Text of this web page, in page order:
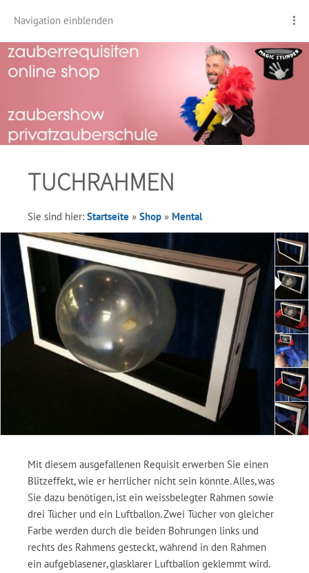
Navigation einblenden
TUCHRAHMEN
Sie sind hier: Startseite » Shop » Mental
Mit diesem ausgefallenen Requisit erwerben Sie einen
Blitzeffekt, wie er herrlicher nicht sein könnte. Alles, was
Sie dazu benötigen, ist ein weissbelegter Rahmen sowie
drei Tücher und ein Luftballon. Zwei Tücher von gleicher
Farbe werden durch die beiden Bohrungen links und
rechts des Rahmens gesteckt, während in den Rahmen
ein aufgeblasener, glasklarer Luftballon geklemmt wird.